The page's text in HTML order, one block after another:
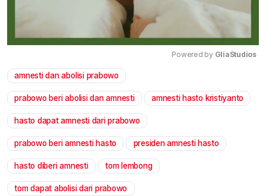
Powered by GliaStudios
amnesti dan abolisi prabowo
prabowo beri abolisi dan amnesti amnesti hasto kristiyanto
hasto dapat amnesti dari prabowo
prabowo beri amnesti hasto presiden amnesti hasto
hasto diberi amnesti tom lembong
tom dapat abolisi dari prabowo